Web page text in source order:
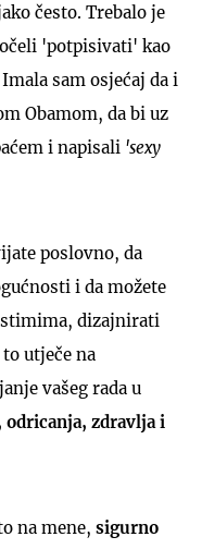
često. Trebalo je
'potpisivati' kao
sam osjećaj da i
Obamom, da bi uz
i napisali 'sexy
poslovno, da
i da možete
dizajnirati
utječe na
vašeg rada u
zdravlja i
na mene, sigurno